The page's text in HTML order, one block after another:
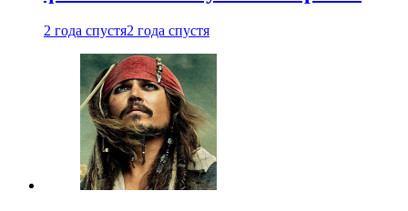
2 года спустя2 года спустя